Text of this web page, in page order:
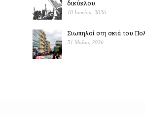
δικύκλου.
10 Ιουνίου, 2026
Σιωπηλοί στη σκιά του
31 Μαΐου, 2026